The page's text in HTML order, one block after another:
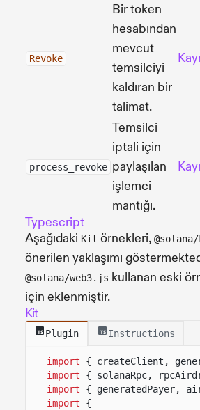
Revoke
Bir token
hesabından
mevcut
temsilciyi
kaldıran bir
talimat.
process_revoke
Temsilci
iptali için
paylaşılan
işlemci
mantığı.
Typescript
Aşağıdaki Kit örnekleri,
önerilen yaklaşımı
@solana/web3.js kullanan eski
için eklenmiştir.
Kit
Plugin Instructions
import
{ createClient,
import
{ solanaRpc,
import
{ generatedPayer,
import
{